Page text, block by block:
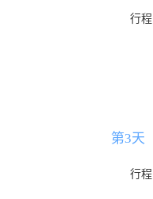
行程
第3天
行程